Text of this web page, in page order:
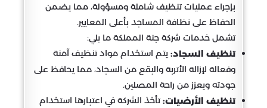
بإجراء عمليات تنظيف شاملة ومسؤولة، مما يضمن
الحفاظ على نظافة المساجد بأعلى المعايير.
تشمل خدمات شركة جنة المملكة ما يلي:
تنظيف السجاد: يتم استخدام مواد تنظيف آمنة
وفعالة لإزالة الأتربة والبقع من السجاد، مما يحافظ على
جودته ويعزز من راحة المصلين.
تنظيف الأرضيات:تأخذ الشركة في اعتبارها استخدام